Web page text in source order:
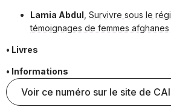
Lamia Abdul Survivre sous le
témoignages de femmes afghanes
• Livres
• Informations
Voir ce numéro sur le site de